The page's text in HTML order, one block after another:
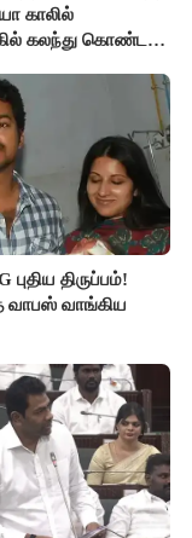
காலில்
கலந்து கொண்ட
திருப்பம்!
வாபஸ் வாங்கிய